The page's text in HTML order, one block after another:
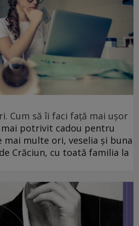
Cum să îi faci față mai ușor
potrivit cadou pentru
mai multe ori, veselia și buna
Crăciun, cu toată familia la